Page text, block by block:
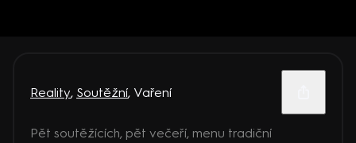
Reality, Soutěžní, Vaření
Pět soutěžících, pět večeří, menu tradiční